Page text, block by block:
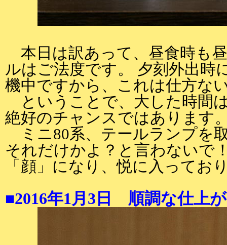
本日は訳あって、昼食時も
ルはご法度です。 夕刻外出時
機中ですから、これは仕方な
ということで、大した時間
絶好のチャンスではあります
ミニ80系、テールランプを
それだけかよ？と言わないで
「顔」になり、悦に入ってお
■2016年1月3日 順調な仕上